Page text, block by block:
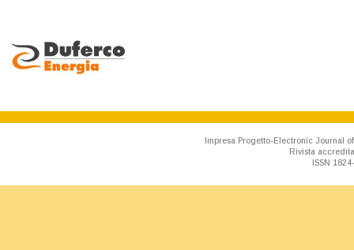
Impresa Progetto-Electronic Journal
Rivista
ISSN